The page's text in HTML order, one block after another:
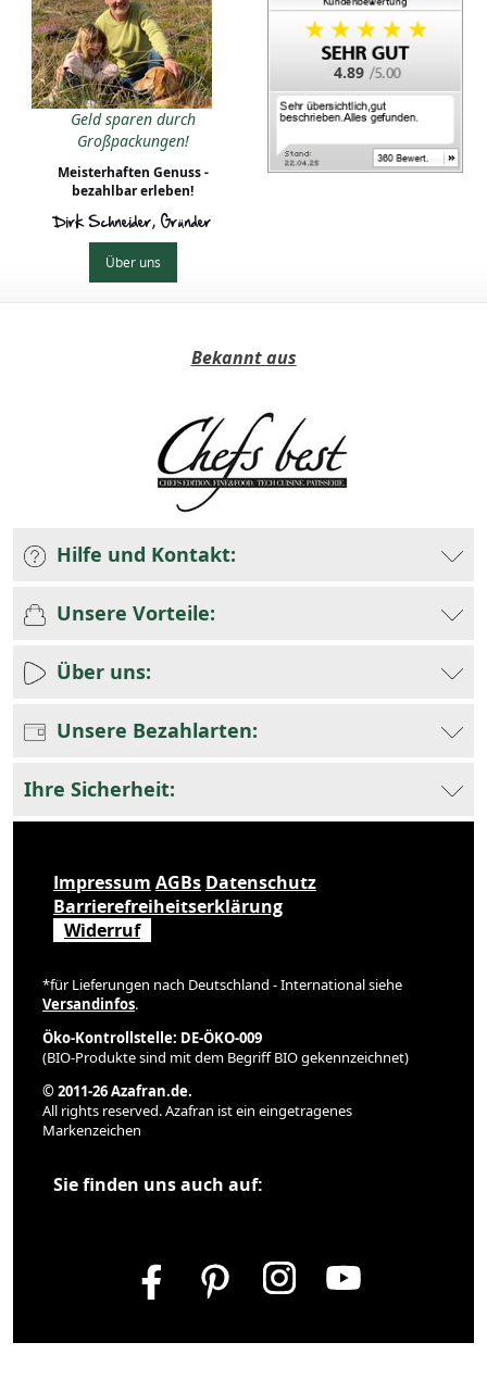
wie in Italien:
So gelingen
Rezepte
zuhause
Geld sparen durch
Großpackungen!
Meisterhaften Genuss -
bezahlbar erleben!
Dirk Schneider, Gründer
Über uns
4.89
Bekannt aus
Hilfe und Kontakt:
Unsere Vorteile:
Über uns:
Unsere Bezahlarten:
Ihre Sicherheit:
Impressum AGBs Datenschutz
Barrierefreiheitserklärung
Widerruf
*für Lieferungen nach Deutschland - International siehe
Versandinfos.
Öko-Kontrollstelle: DE-ÖKO-009
(BIO-Produkte sind mit dem Begriff BIO gekennzeichnet)
© 2011-26 Azafran.de.
All rights reserved. Azafran ist ein eingetragenes
Markenzeichen
Sie finden uns auch auf: